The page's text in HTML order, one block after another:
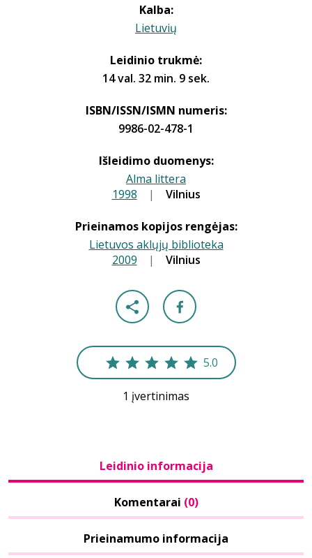
Kalba:
Lietuvių
Leidinio trukmė:
14 val. 32 min. 9 sek.
ISBN/ISSN/ISMN numeris:
9986-02-478-1
Išleidimo duomenys:
Alma littera
1998 | Vilnius
Prieinamos kopijos rengėjas:
Lietuvos aklųjų biblioteka
2009 | Vilnius
5.0
1 įvertinimas
Leidinio informacija
Komentarai (0)
Prieinamumo informacija